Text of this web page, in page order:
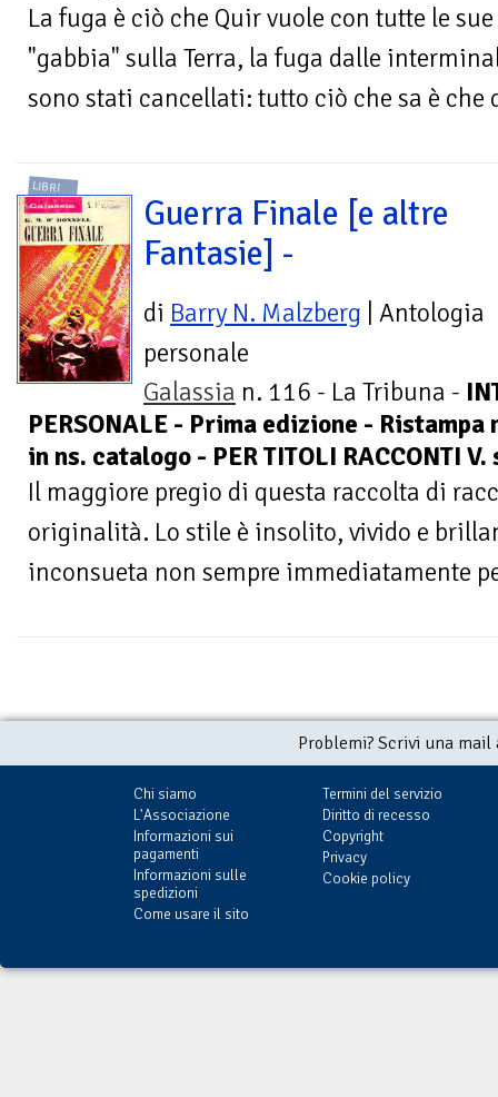
La fuga è ciò che Quir vuole con tutte le
"gabbia" sulla Terra, la fuga dalle
sono stati cancellati: tutto ciò che sa è che
LIBRI
Guerra Finale [e altre
Fantasie] -
di Barry N. Malzberg | Antologia
personale
Galassia n. 116 - La Tribuna -
PERSONALE - Prima edizione -
in ns. catalogo - PER TITOLI RACCONTI
Il maggiore pregio di questa raccolta di
originalità. Lo stile è insolito, vivido e
inconsueta non sempre immediatamente
Problemi? Scrivi una
Chi siamo
L'Associazione
Informazioni sui
pagamenti
Informazioni sulle
spedizioni
Come usare il sito
Termini del servizio
Diritto di recesso
Copyright
Privacy
Cookie policy